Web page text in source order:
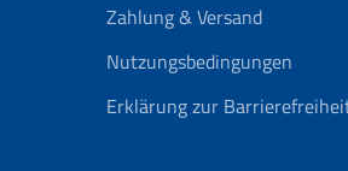
Zahlung & Versand
Nutzungsbedingungen
Erklärung zur